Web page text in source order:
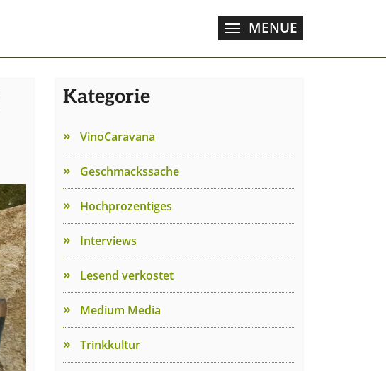
MENUE
Kategorie
VinoCaravana
Geschmackssache
Hochprozentiges
Interviews
Lesend verkostet
Medium Media
Trinkkultur